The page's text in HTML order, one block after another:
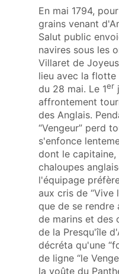
En mai 1794,
grains venant
Salut public
navires sous les
Villaret de
lieu avec la flotte
du 28 mai. Le 1er
affrontement
des Anglais.
“Vengeur” perd
s'enfonce
dont le
chaloupes
l'équipage
aux cris de “Vive
que de se rendre
de marins et des
de la Presqu'île
décréta qu'une
de ligne “le
la voûte du